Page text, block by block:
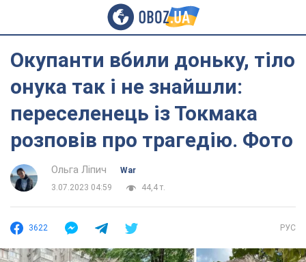
Окупанти вбили доньку, тіло
онука так і не знайшли:
переселенець із Токмака
розповів про трагедію. Фото
Ольга Ліпич
War
3.07.2023 04:59
44,4 т.
3622 РУС